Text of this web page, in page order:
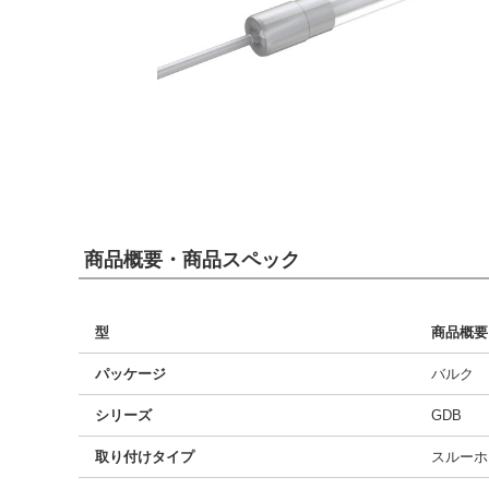
商品概要・商品スペック
型 商品概要
パッケージ バルク
シリーズ GDB
取り付けタイプ スルー